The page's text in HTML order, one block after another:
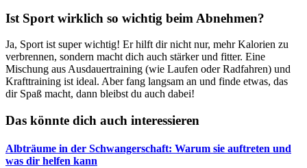
Ist Sport wirklich so wichtig beim Abnehmen?
Ja, Sport ist super wichtig! Er hilft dir nicht nur, mehr Kalorien zu
verbrennen, sondern macht dich auch stärker und fitter. Eine
Mischung aus Ausdauertraining (wie Laufen oder Radfahren) und
Krafttraining ist ideal. Aber fang langsam an und finde etwas, das
dir Spaß macht, dann bleibst du auch dabei!
Das könnte dich auch interessieren
Albträume in der Schwangerschaft: Warum sie auftreten und
was dir helfen kann